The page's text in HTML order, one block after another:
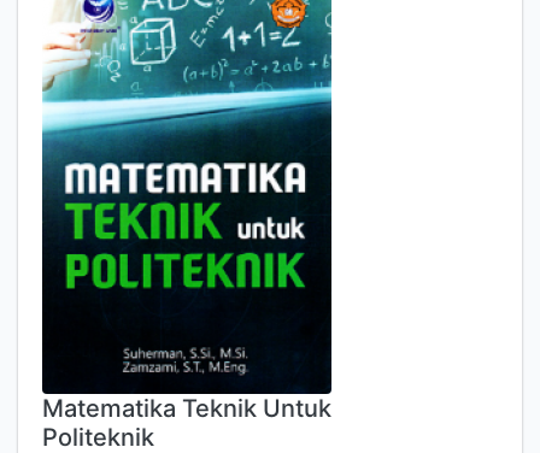
Matematika Teknik Untuk
Politeknik